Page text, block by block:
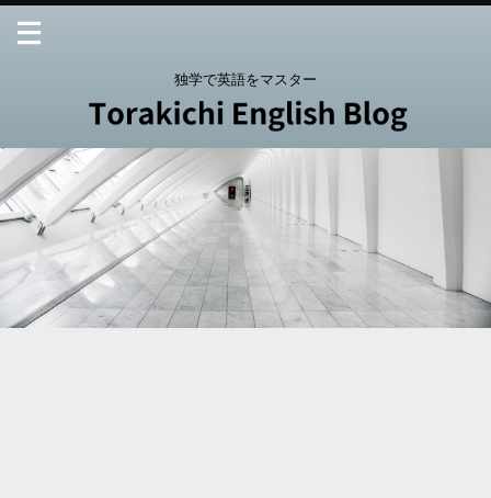
独学で英語をマスター